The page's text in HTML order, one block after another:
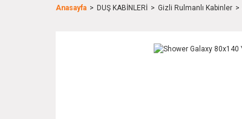
Anasayfa DUŞ KABİNLERİ Gizli Rulmanlı Kabinler